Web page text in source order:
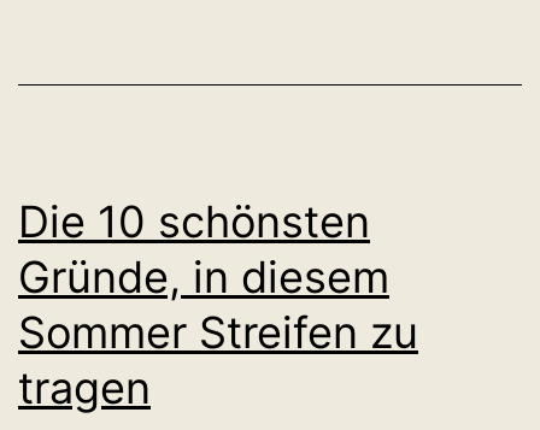
Die 10 schönsten
Gründe, in diesem
Sommer Streifen zu
tragen